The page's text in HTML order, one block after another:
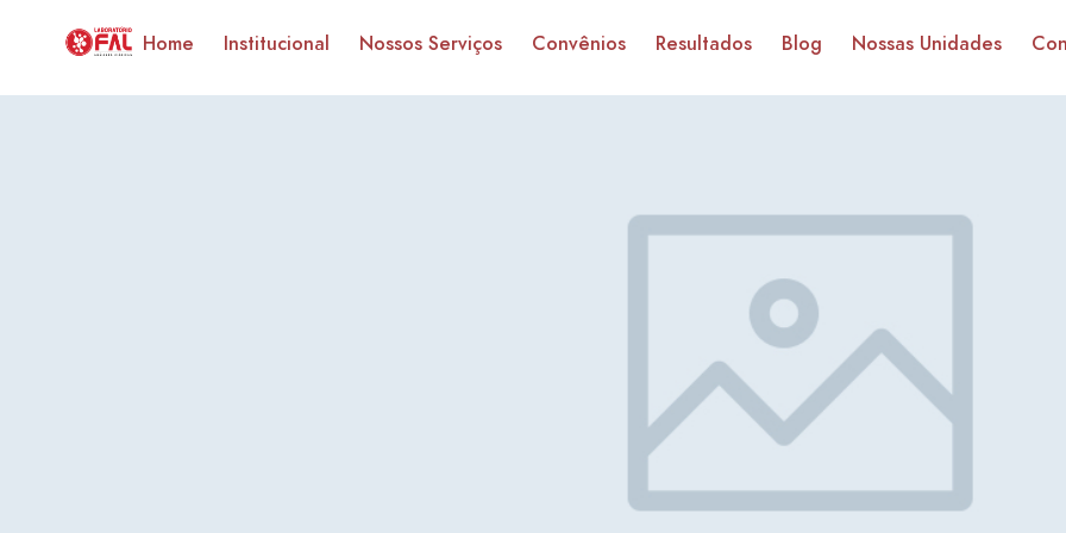
Home Institucional Nossos Serviços Convênios Resultados Blog Nossas Unidades